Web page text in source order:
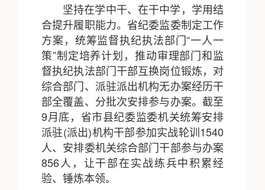
坚持在学中干、在干中学，学用结
合提升履职能力。省纪委监委制定工作
方案，统筹监督执纪执法部门“一人一
策”制定培养计划，推动审理部门和监
督执纪执法部门干部互换岗位锻炼，对
综合部门、派驻派出机构无办案经历干
部全覆盖、分批次安排参与办案。截至
9月底，省市县纪委监委机关统筹安排
派驻(派出)机构干部参加实战轮训1540
人、安排委机关综合部门干部参与办案
856人，让干部在实战练兵中积累经
验、锤炼本领。